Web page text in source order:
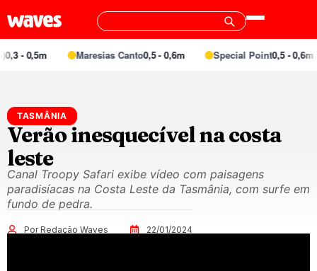
- 0,5m Maresias Canto0,5 - 0,6m Special Point0,5 - 0,6m
TASMÂNIA
Verão inesquecível na costa
leste
Canal Troopy Safari exibe vídeo com paisagens
paradisíacas na Costa Leste da Tasmânia, com surfe em
fundo de pedra.
Por Redação Waves 22/01/2024